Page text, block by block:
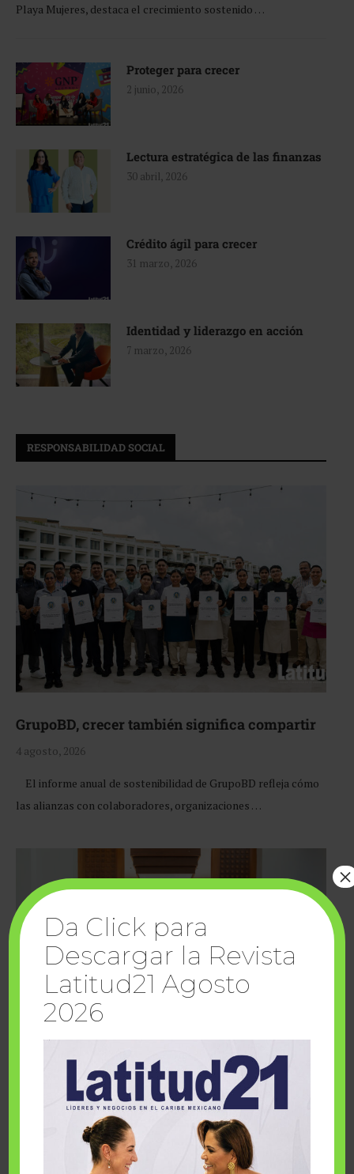
Playa Mujeres, destaca el crecimiento sostenido …
Proteger para crecer
2 junio, 2026
Lectura estratégica de las finanzas
30 abril, 2026
Crédito ágil para crecer
31 marzo, 2026
Identidad y liderazgo en acción
7 marzo, 2026
RESPONSABILIDAD SOCIAL
GrupoBD, crecer también significa compartir
4 agosto, 2026
El informe anual de sostenibilidad de GrupoBD refleja cómo
las alianzas con colaboradores, organizaciones …
Cuando la solidaridad inspira; cumplen
sueños Fairmont Mayakoba y Make-A-Wish
Da Click para
Descargar la Revista
Latitud21 Agosto
2026
×